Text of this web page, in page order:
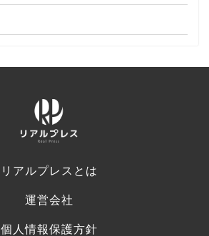
リアルプレスとは
運営会社
個人情報保護方針